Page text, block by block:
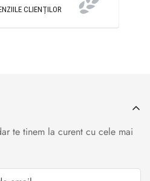
CLIENȚILOR
te tinem la curent cu cele mai